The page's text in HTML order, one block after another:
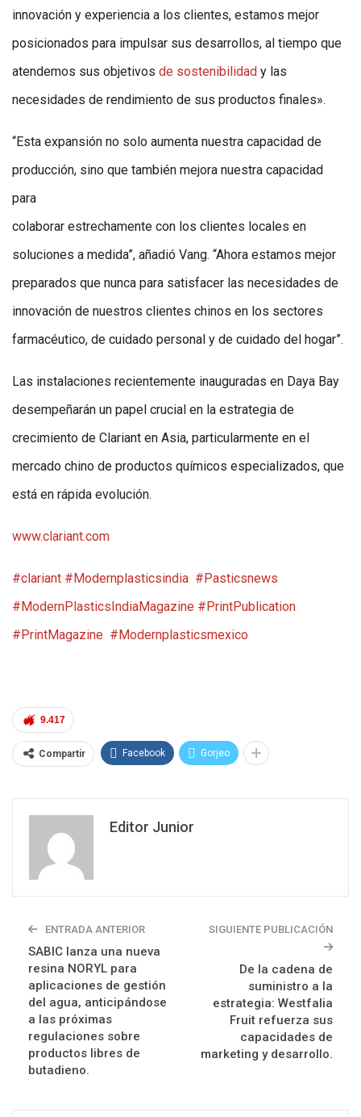
innovación y experiencia a los clientes, estamos mejor
posicionados para impulsar sus desarrollos, al tiempo que
atendemos sus objetivos de sostenibilidad y las
necesidades de rendimiento de sus productos finales».
“Esta expansión no solo aumenta nuestra capacidad de
producción, sino que también mejora nuestra capacidad
para
colaborar estrechamente con los clientes locales en
soluciones a medida”, añadió Vang. “Ahora estamos mejor
preparados que nunca para satisfacer las necesidades de
innovación de nuestros clientes chinos en los sectores
farmacéutico, de cuidado personal y de cuidado del hogar”.
Las instalaciones recientemente inauguradas en Daya Bay
desempeñarán un papel crucial en la estrategia de
crecimiento de Clariant en Asia, particularmente en el
mercado chino de productos químicos especializados, que
está en rápida evolución.
www.clariant.com
#clariant #Modernplasticsindia #Pasticsnews
#ModernPlasticsIndiaMagazine #PrintPublication
#PrintMagazine #Modernplasticsmexico
9.417
Compartir Facebook Gorjeo
Editor Junior
ENTRADA ANTERIOR
SABIC lanza una nueva
resina NORYL para
aplicaciones de gestión
del agua, anticipándose
a las próximas
regulaciones sobre
productos libres de
butadieno.
SIGUIENTE PUBLICACIÓN
De la cadena de
suministro a la
estrategia: Westfalia
Fruit refuerza sus
capacidades de
marketing y desarrollo.